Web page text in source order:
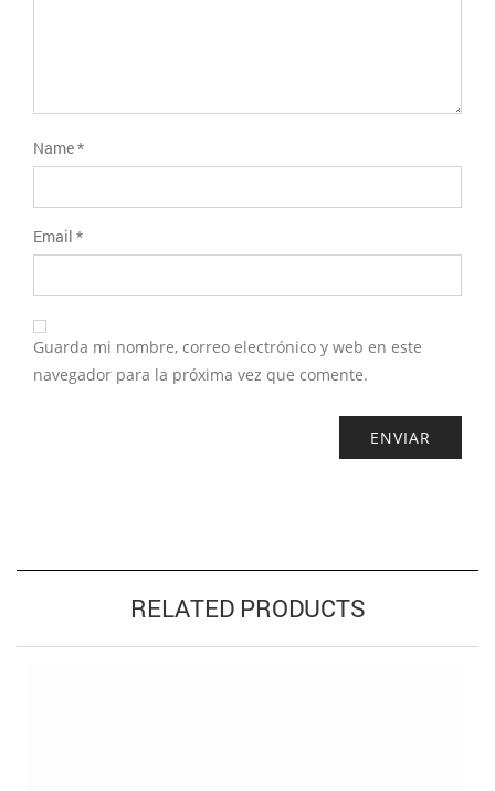
Name*
Email *
Guarda mi nombre, correo electrónico y web en este
navegador para la próxima vez que comente.
RELATED PRODUCTS